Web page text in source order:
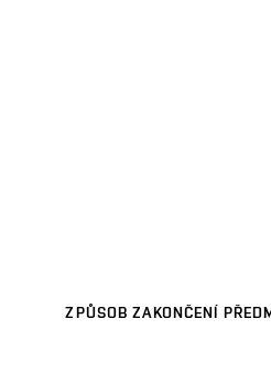
ZPŮSOB ZAKONČENÍ